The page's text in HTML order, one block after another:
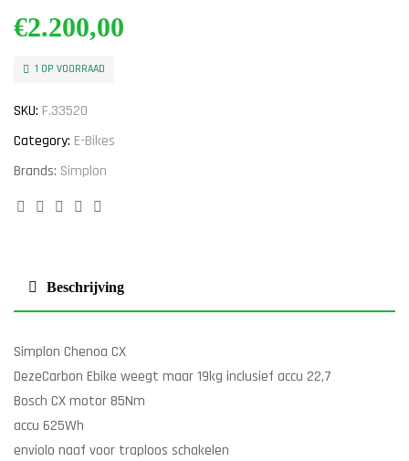
€2.200,00
1 OP VOORRAAD
SKU: F.33520
Category: E-Bikes
Brands: Simplon
Facebook
TwitterLinkedinGoogle+
Beschrijving
Simplon Chenoa CX
DezeCarbon Ebike weegt maar 19kg inclusief accu 22,7
Bosch CX motor 85Nm
accu 625Wh
enviolo naaf voor traploos schakelen